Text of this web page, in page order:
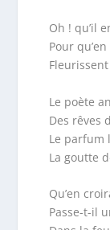
Oh ! qu’il
Pour
Le poète
Des rêves
Le parfum
La goutte
Qu’en
Passe-t-il